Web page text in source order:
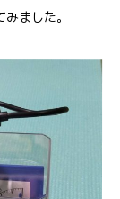
ました。